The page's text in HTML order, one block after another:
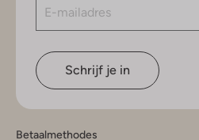
Schrijf je in
Betaalmethodes